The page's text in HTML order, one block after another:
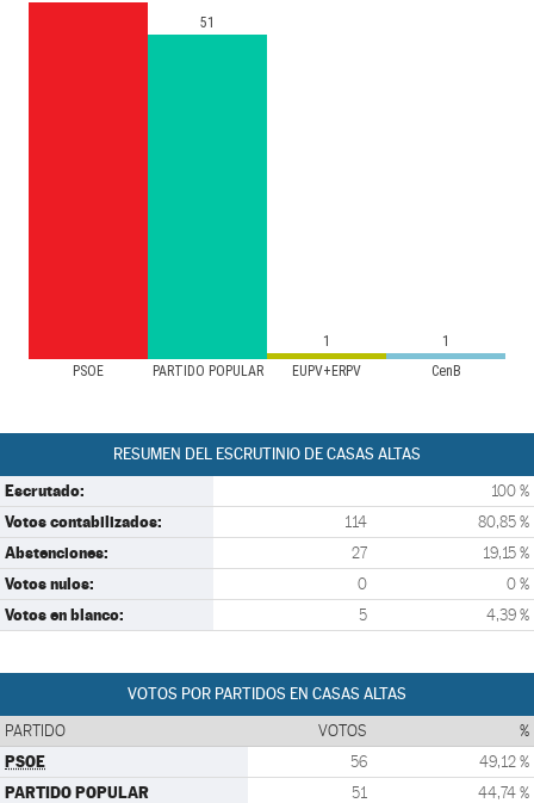
PSOE PARTIDO POPULAR EUPV+ERPV CenB
51
1 1
RESUMEN DEL ESCRUTINIO DE CASAS ALTAS
Escrutado: 100 %
Votos contabilizados: 114 80,85 %
Abstenciones: 27 19,15 %
Votos nulos: 0 0 %
Votos en blanco: 5 4,39 %
VOTOS POR PARTIDOS EN CASAS ALTAS
PARTIDO VOTOS %
PSOE 56 49,12 %
PARTIDO POPULAR 51 44,74 %